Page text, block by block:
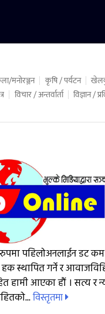
मनोरञ्जन कृषि / पर्यटन
विचार / अन्तर्वार्ता विज्ञान /
पहिलोअनलाईन डट
स्थापित गर्ने र
हामी आएका हौं । सत्य र
विस्तृतमा